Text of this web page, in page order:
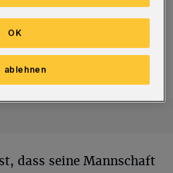
Mut – und auch Torschüssen
in
Mut –
dass seine Mannschaft
ablehnen
OK